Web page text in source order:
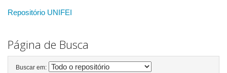
Repositório UNIFEI
Página de Busca
Buscar em: